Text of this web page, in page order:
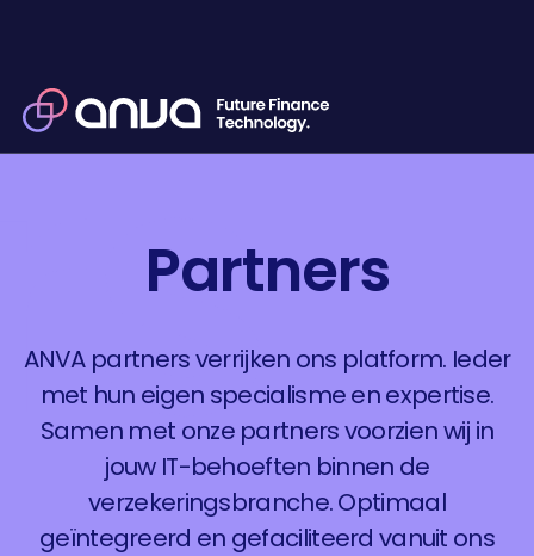
Partners
ANVA partners verrijken ons platform. Ieder
met hun eigen specialisme en expertise.
Samen met onze partners voorzien wij in
jouw IT-behoeften binnen de
verzekeringsbranche. Optimaal
geïntegreerd en gefaciliteerd vanuit ons